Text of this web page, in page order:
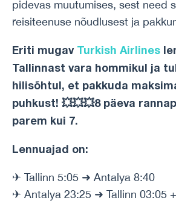
pidevas muutumises, sest need
reisiteenuse nõudlusest ja
Eriti mugav Turkish Airlines
Tallinnast vara hommikul ja
hilisõhtul, et pakkuda
puhkust! 💥💥💥8 päeva
parem kui 7.
Lennuajad on:
✈ Tallinn 5:05 ➜ Antalya 8:40
✈ Antalya 23:25 ➜ Tallinn 03:05